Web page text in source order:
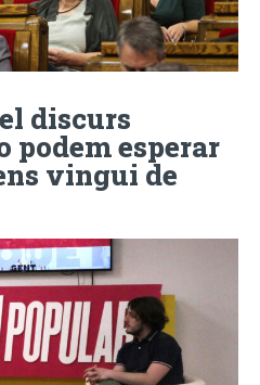
discurs
podem esperar
vingui de